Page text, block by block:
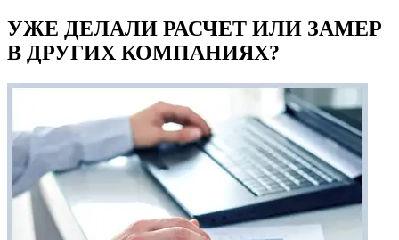
УЖЕ ДЕЛАЛИ РАСЧЕТ ИЛИ ЗАМЕР
В ДРУГИХ КОМПАНИЯХ?